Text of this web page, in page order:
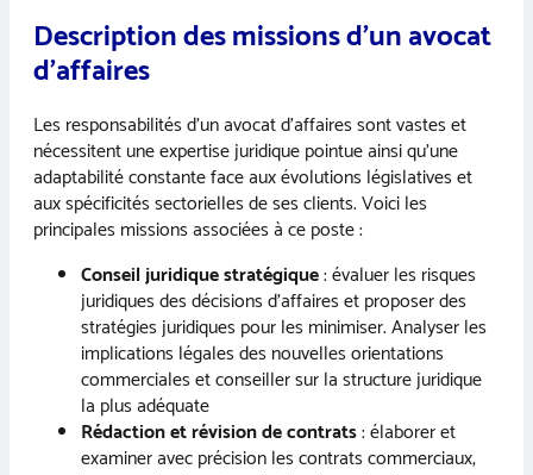
Description des missions d’un avocat
d’affaires
Les responsabilités d’un avocat d’affaires sont vastes et
nécessitent une expertise juridique pointue ainsi qu’une
adaptabilité constante face aux évolutions législatives et
aux spécificités sectorielles de ses clients. Voici les
principales missions associées à ce poste :
Conseil juridique stratégique: évaluer les risques
juridiques des décisions d’affaires et proposer des
stratégies juridiques pour les minimiser. Analyser les
implications légales des nouvelles orientations
commerciales et conseiller sur la structure juridique
la plus adéquate
Rédaction et révision de contrats: élaborer et
examiner avec précision les contrats commerciaux,